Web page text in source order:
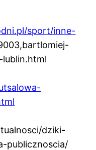
sport/inne-
dziki-
publicznoscia/